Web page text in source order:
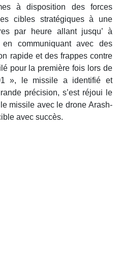
à disposition des forces
cibles stratégiques à une
par heure allant jusqu’ à
communiquant avec des
rapide et des frappes contre
pour la première fois lors de
», le missile a identifié et
précision, s’est réjoui le
missile avec le drone Arash-
avec succès.